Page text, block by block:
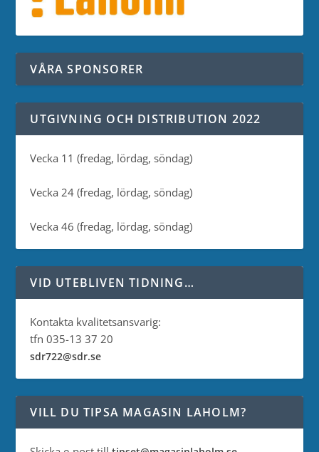
VÅRA SPONSORER
UTGIVNING OCH DISTRIBUTION 2022
Vecka 11 (fredag, lördag, söndag)
Vecka 24 (fredag, lördag, söndag)
Vecka 46 (fredag, lördag, söndag)
VID UTEBLIVEN TIDNING…
Kontakta kvalitetsansvarig:
tfn 035-13 37 20
sdr722@sdr.se
VILL DU TIPSA MAGASIN LAHOLM?